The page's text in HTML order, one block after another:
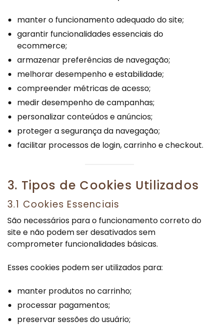
manter o funcionamento adequado do site;
garantir funcionalidades essenciais do
ecommerce;
armazenar preferências de navegação;
melhorar desempenho e estabilidade;
compreender métricas de acesso;
medir desempenho de campanhas;
personalizar conteúdos e anúncios;
proteger a segurança da navegação;
facilitar processos de login, carrinho e checkout.
3. Tipos de Cookies Utilizados
3.1 Cookies Essenciais
São necessários para o funcionamento correto do
site e não podem ser desativados sem
comprometer funcionalidades básicas.
Esses cookies podem ser utilizados para:
manter produtos no carrinho;
processar pagamentos;
preservar sessões do usuário;